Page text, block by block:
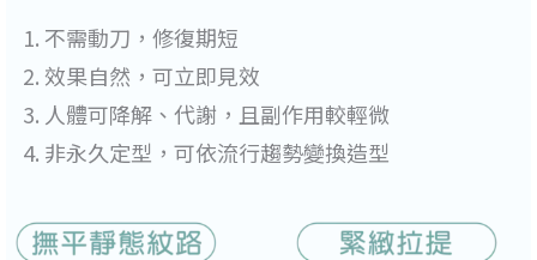
不需動刀，修復期短
效果自然，可立即見效
人體可降解、代謝，且副作用較輕微
非永久定型，可依流行趨勢變換造型